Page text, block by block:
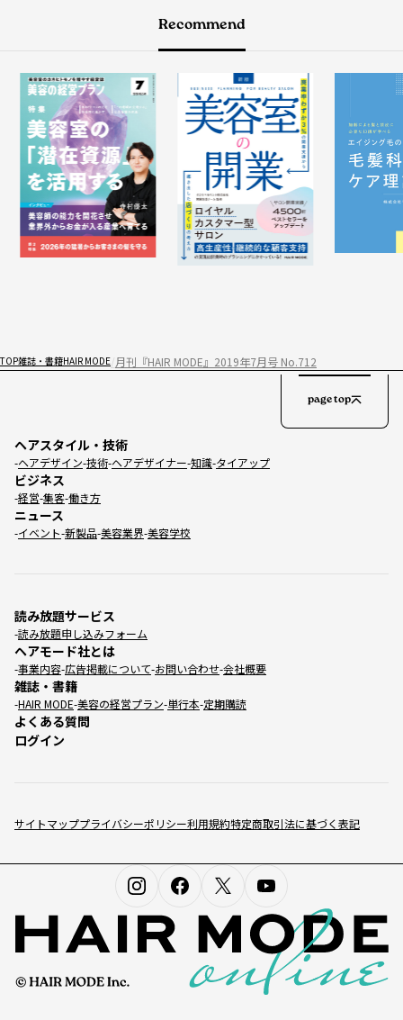
Recommend
TOP雑誌・書籍HAIR MODE 月刊『HAIR MODE』2019年7月号 No.712
サイトマッププライバシーポリシー利用規約特定商取引法に基づく表記
ヘアスタイル・技術
ヘアデザイン 技術 ヘアデザイナー 知識 タイアップ
ビジネス
経営 集客 働き方
ニュース
イベント 新製品 美容業界 美容学校
読み放題サービス
読み放題申し込みフォーム
ヘアモード社とは
事業内容 広告掲載について お問い合わせ 会社概要
雑誌・書籍
HAIR MODE 美容の経営プラン 単行本 定期購読
よくある質問
ログイン
page top